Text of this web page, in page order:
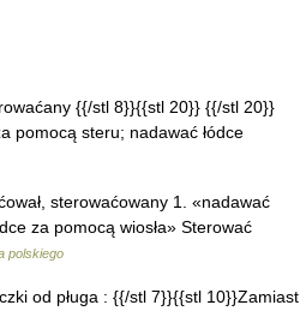
{{/stl 8}}{{stl 20}} {{/stl 20}}
pomocą steru; nadawać łódce
sterowaćowany 1. «nadawać
za pomocą wiosła» Sterować
polskiego
od pługa : {{/stl 7}}{{stl 10}}Zamiast